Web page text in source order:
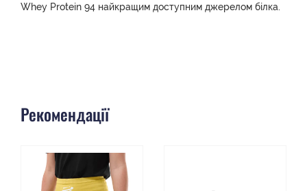
Whey Protein 94 найкращим доступним джерелом білка.
Рекомендації